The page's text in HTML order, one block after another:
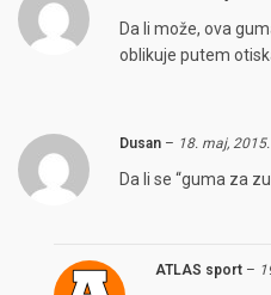
Da li može, ova
oblikuje putem
Dusan – 18. maj, 2015.
Da li se “guma za
ATLAS sport –